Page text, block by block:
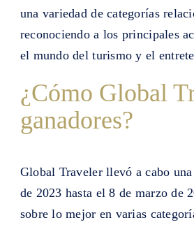
una variedad de categorías
reconociendo a los principales
el mundo del turismo y el
¿Cómo Global
ganadores?
Global Traveler llevó a cabo
de 2023 hasta el 8 de marzo de
sobre lo mejor en varias